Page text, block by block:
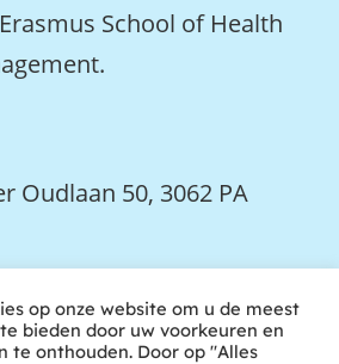
School of Health
Oudlaan 50, 3062 PA
ook actief op LinkedIn
op onze website om u de meest
bieden door uw voorkeuren en
te onthouden. Door op "Alles